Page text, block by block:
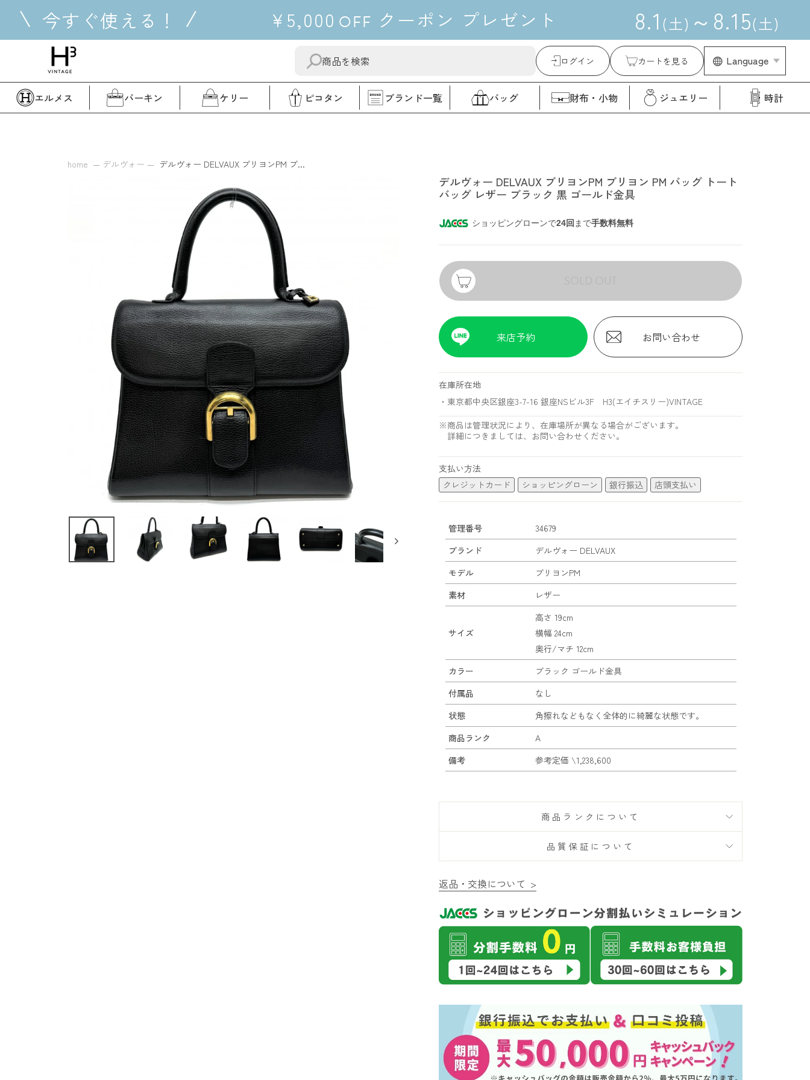
ッ
今すぐ使える！ ¥5,000 OFF クーポン プレゼント 8.1 (土) ～ 8.15(土)
送
す
る
"閉
る"
ログイン カートを見る Language
エルメス バーキン ケリー ピコタン ブランド一覧 バッグ 財布・小物 ジュエリー 時計
home デルヴォー デルヴォー DELVAUX ブリヨンPM ブ...
デルヴォー DELVAUX ブリヨンPM ブリヨン PM バッグ トート
バッグ レザー ブラック 黒 ゴールド金具
ショッピングローンで24回 まで手数料無料
来店予約 お問い合わせ
在庫所在地
・東京都中央区銀座3-7-16 銀座NSビル3F H3(エイチスリー)VINTAGE
※商品は管理状況により、在庫場所が異なる場合がございます。
詳細につきましては、お問い合わせください。
支払い方法
クレジットカード
ショッピングローン 銀行振込 店頭支払い
管理番号
34679
ブランド
デルヴォー DELVAUX
モデル
ブリヨンPM
素材
レザー
サイズ
高さ 19cm
横幅 24cm
奥行/マチ 12cm
カラー
ブラック ゴールド金具
付属品
なし
状態
角擦れなどもなく全体的に綺麗な状態です。
商品ランク
A
備考
参考定価 \1,238,600
商品ランクについて
品質保証について
返品・交換について >